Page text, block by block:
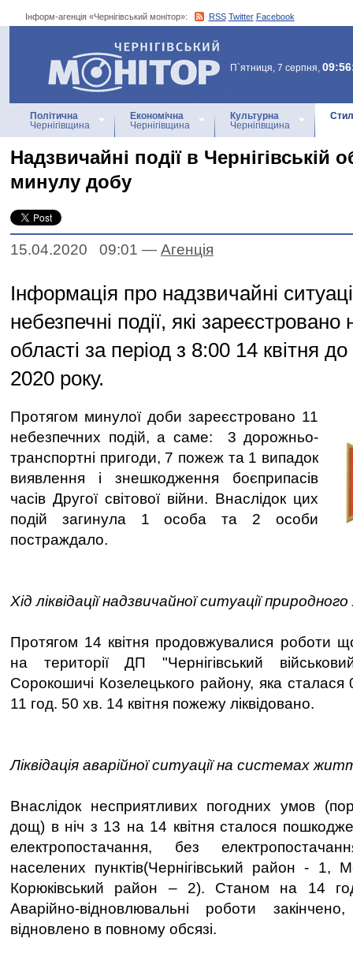
Інформ-агенція «Чернігівський монітор»: RSS Twitter Facebook
Інформ-агенція
«Чернігівський монітор»
П`ятниця, 7 серпня,
Політична
Чернігівщина
Економічна
Чернігівщина
Культурна
Чернігівщина
Надзвичайні події в Чернігівській
минулу добу
15.04.2020 09:01 — Агенцiя
Інформація про надзвичайні
небезпечні події, які зареєстровано
області за період з 8:00 14 квітня
2020 року.
Протягом минулої доби зареєстровано 11
небезпечних подій, а саме: 3 дорожньо-
транспортні пригоди, 7 пожеж та 1 випадок
виявлення і знешкодження боєприпасів
часів Другої світової війни. Внаслідок цих
подій загинула 1 особа та 2 особи
постраждало.
Хід ліквідації надзвичайної ситуації
Протягом 14 квітня продовжувалися роботи
на території ДП "Чернігівський
Сорокошичі Козелецького району, яка сталася
11 год. 50 хв. 14 квітня пожежу ліквідовано.
Ліквідація аварійної ситуації на системах
Внаслідок несприятливих погодних умов
дощ) в ніч з 13 на 14 квітня сталося
електропостачання, без
населених пунктів(Чернігівський район -
Корюківський район – 2). Станом на 14
Аварійно-відновлювальні роботи
відновлено в повному обсязі.